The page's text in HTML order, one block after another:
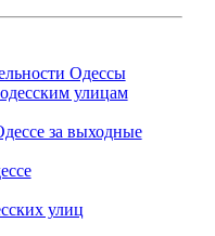
Одессы
улицам
за выходные
улиц